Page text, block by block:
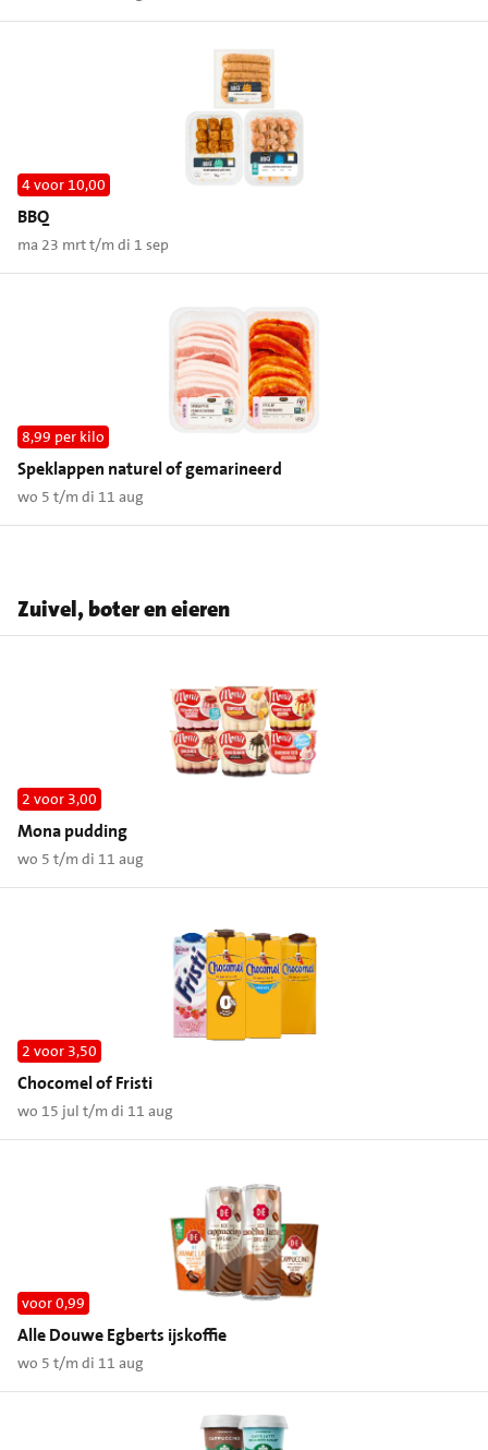
4 voor 10,00
BBQ
ma 23 mrt t/m di 1 sep
8,99 per kilo
Speklappen naturel of gemarineerd
wo 5 t/m di 11 aug
Zuivel, boter en eieren
2 voor 3,00
Mona pudding
wo 5 t/m di 11 aug
2 voor 3,50
Chocomel of Fristi
wo 15 jul t/m di 11 aug
voor 0,99
Alle Douwe Egberts ijskoffie
wo 5 t/m di 11 aug